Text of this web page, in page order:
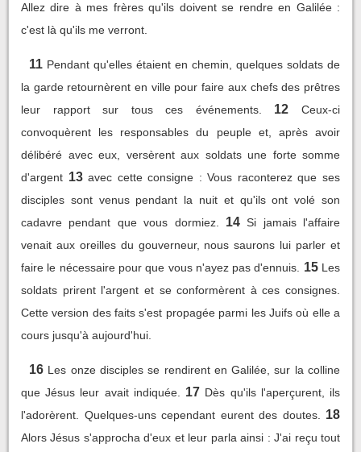
Allez dire à mes frères qu'ils doivent se rendre en Galilée :
c'est là qu'ils me verront.
11 Pendant qu'elles étaient en chemin, quelques soldats de
la garde retournèrent en ville pour faire aux chefs des prêtres
leur rapport sur tous ces événements.
12
Ceux-ci
convoquèrent les responsables du peuple et, après avoir
délibéré avec eux, versèrent aux soldats une forte somme
d'argent 13 avec cette consigne : Vous raconterez que ses
disciples sont venus pendant la nuit et qu'ils ont volé son
cadavre pendant que vous dormiez.
14 Si jamais l'affaire
venait aux oreilles du gouverneur, nous saurons lui parler et
faire le nécessaire pour que vous n'ayez pas d'ennuis.
15 Les
soldats prirent l'argent et se conformèrent à ces consignes.
Cette version des faits s'est propagée parmi les Juifs où elle a
cours jusqu'à aujourd'hui.
16 Les onze disciples se rendirent en Galilée, sur la colline
que Jésus leur avait indiquée.
17 Dès qu'ils l'aperçurent, ils
l'adorèrent. Quelques-uns cependant eurent des doutes.
18
Alors Jésus s'approcha d'eux et leur parla ainsi : J'ai reçu tout